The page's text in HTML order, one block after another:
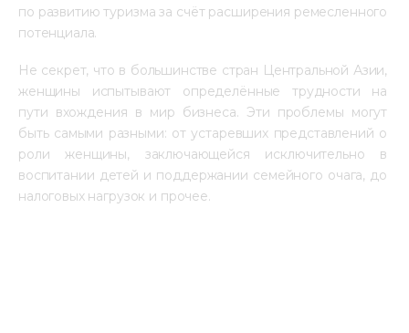
по развитию туризма за счёт расширения ремесленного
потенциала.
Не секрет, что в большинстве стран Центральной Азии,
женщины испытывают определённые трудности на
пути вхождения в мир бизнеса. Эти проблемы могут
быть самыми разными: от устаревших представлений о
роли женщины, заключающейся исключительно в
воспитании детей и поддержании семейного очага, до
налоговых нагрузок и прочее.